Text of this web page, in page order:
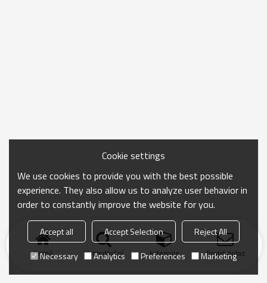
Domů Vyhledávání kategorie Poslat dotaz
Cookie settings
We use cookies to provide you with the best possible
experience. They also allow us to analyze user behavior in
order to constantly improve the website for you.
Accept all Accept Selection
Reject All
Necessary
Analytics Preferences Marketing